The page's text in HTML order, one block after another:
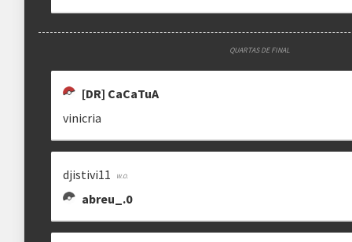
QUARTAS DE FINAL
[DR] CaCaTuA
vinicria
djistivi11
abreu_.0